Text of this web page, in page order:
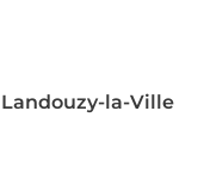
la-Ville